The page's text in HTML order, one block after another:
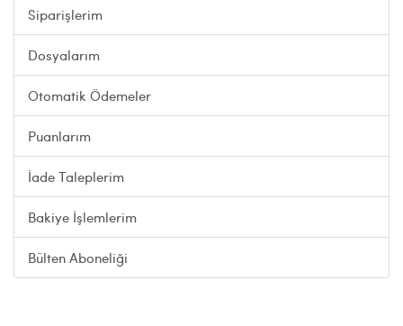
Siparişlerim
Dosyalarım
Otomatik Ödemeler
Puanlarım
İade Taleplerim
Bakiye İşlemlerim
Bülten Aboneliği